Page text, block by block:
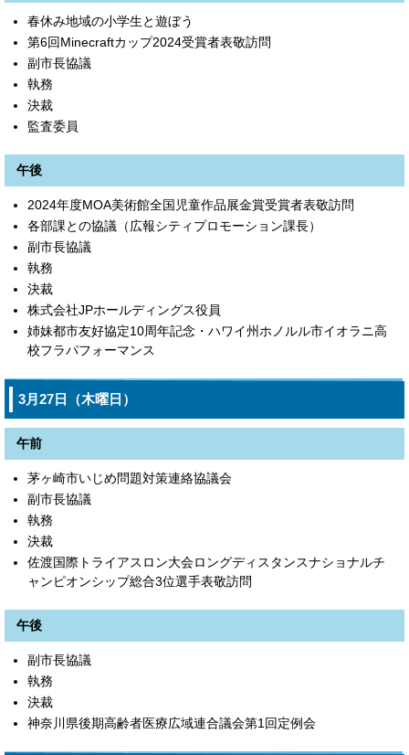
春休み地域の小学生と遊ぼう
第6回Minecraftカップ2024受賞者表敬訪問
副市長協議
執務
決裁
監査委員
午後
2024年度MOA美術館全国児童作品展金賞受賞者表敬訪問
各部課との協議（広報シティプロモーション課長）
副市長協議
執務
決裁
株式会社JPホールディングス役員
姉妹都市友好協定10周年記念・ハワイ州ホノルル市イオラニ高
校フラパフォーマンス
3月27日（木曜日）
午前
茅ヶ崎市いじめ問題対策連絡協議会
副市長協議
執務
決裁
佐渡国際トライアスロン大会ロングディスタンスナショナルチ
ャンピオンシップ総合3位選手表敬訪問
午後
副市長協議
執務
決裁
神奈川県後期高齢者医療広域連合議会第1回定例会